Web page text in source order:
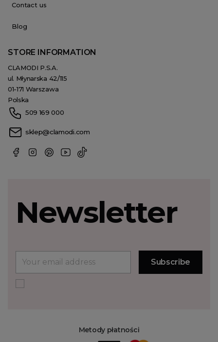
Contact us
Blog
STORE INFORMATION
CLAMODI P.S.A.
ul. Młynarska 42/115
01-171 Warszawa
Polska
509 169 000
sklep@clamodi.com
Metody płatności
Newsletter